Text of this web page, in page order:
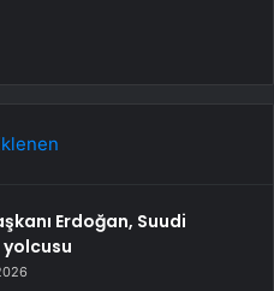
Erdoğan, Suudi